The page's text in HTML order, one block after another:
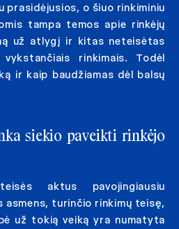
prasidėjusios, o šiuo rinkiminiu
tampa temos apie rinkėjų
už atlygį ir kitas neteisėtas
rinkimais. Todėl
ir kaip baudžiamas dėl balsų
siekio paveikti rinkėjo
aktus pavojingiausiu
asmens, turinčio rinkimų teisę,
už tokią veiką yra numatyta